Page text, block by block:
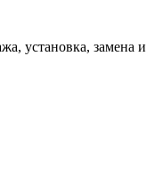
установка, замена и